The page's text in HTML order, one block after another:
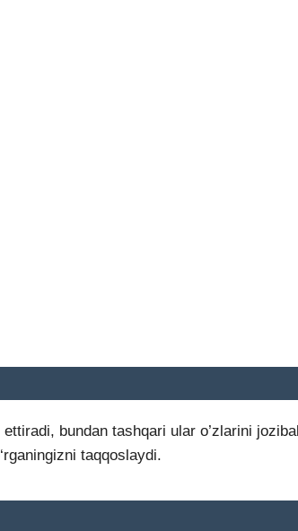
bundan tashqari ular o’zlarini
taqqoslaydi.